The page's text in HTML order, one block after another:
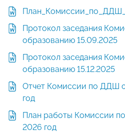
Протокол заседания
образованию 15.09.2025
Протокол заседания
образованию 15.12.2025
Отчет Комиссии по ДДШ
год
План работы Комиссии
2026 год